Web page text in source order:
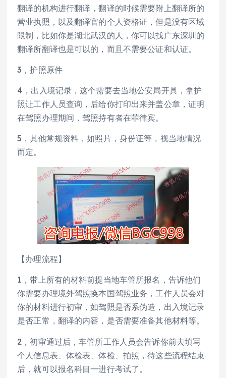
翻译的机构进行翻译，翻译的时候需要附上翻译所的
营业执照，以及翻译官的个人资格证，但是没有区域
限制，比如你是湖北武汉的人，你可以找广东深圳的
翻译所翻译也是可以的，而且不需要公证和认证。
3，护照原件
4，出入境记录，这个需要去当地公安局开具，拿护
照让工作人员查询，后给你打印出来并盖公章，证明
在驾照办理期间，驾照持有者在菲律宾。
5，其他常规资料，如照片，身份证等，视当地情况
而定。
【办理流程】
1，带上所有的材料前提当地车管所报名，告诉他们
你需要办理境外驾照换本国驾照业务，工作人员会对
你的材料进行初审，如驾照是否系伪造，出入境记录
是否正常，翻译的内容，是否需要准备其他材料等。
2，初审通过后，车管所工作人员会告诉你前去填写
个人信息表、体检表、体检、拍照，待这些流程结束
后，就可以报名科目一进行考试了。